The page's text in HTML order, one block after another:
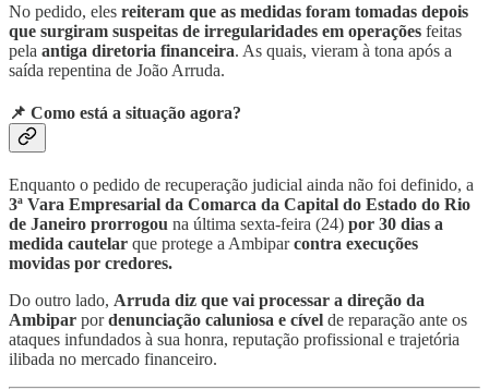
No pedido, eles reiteram que as medidas foram tomadas depois
que surgiram suspeitas de irregularidades em operações feitas
pela antiga diretoria financeira. As quais, vieram à tona após a
saída repentina de João Arruda.
📌 Como está a situação agora?
Enquanto o pedido de recuperação judicial ainda não foi definido, a
3ª Vara Empresarial da Comarca da Capital do Estado do Rio
de Janeiro prorrogou na última sexta-feira (24) por 30 dias a
medida cautelar que protege a Ambiparcontra execuções
movidas por credores.
Do outro lado, Arruda diz que vai processar a direção da
Ambipar pordenunciação caluniosa e cível de reparação ante os
ataques infundados à sua honra, reputação profissional e trajetória
ilibada no mercado financeiro.